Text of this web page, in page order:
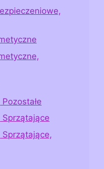
Sprzątające
Sprzątające,